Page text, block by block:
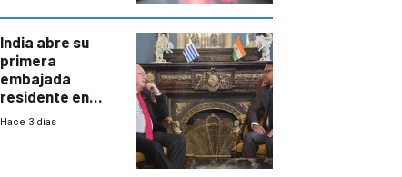
India abre su
primera
embajada
residente en
Uruguay y crecen
Hace 3 días